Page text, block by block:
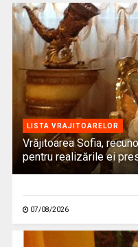
LISTA VRAJITOARELOR
Vrăjitoarea Sofia,
pentru realizările ei
07/08/2026